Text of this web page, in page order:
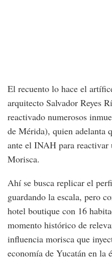
El recuento lo hace el
arquitecto Salvador Reyes
reactivado numerosos
de Mérida), quien adelanta
ante el INAH para reactivar
Morisca.
Ahí se busca replicar el
guardando la escala, pero
hotel boutique con 16
momento histórico de
influencia morisca que
economía de Yucatán en la